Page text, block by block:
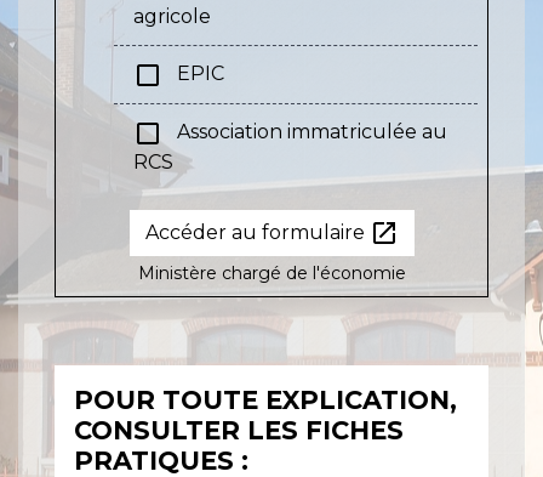
agricole
check_box_outline_blank EPIC
check_box_outline_blank
Association immatriculée au
RCS
Accéder au formulaire open_in_new
Ministère chargé de l'économie
POUR TOUTE EXPLICATION,
CONSULTER LES FICHES
PRATIQUES :